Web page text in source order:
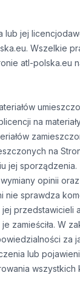
jej
Wszelkie
atl-
na
na
jej sporządzenia.
opinii
sprawdza
zamieściła. W
lub